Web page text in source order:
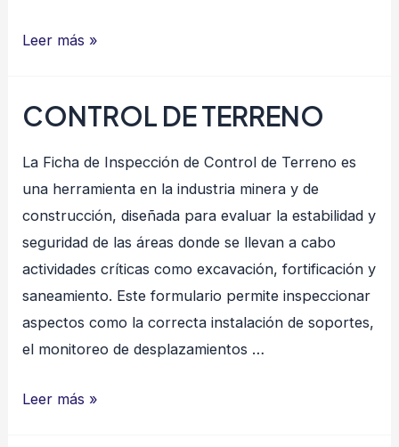
Inspección
y
Leer más »
CONTROL DE TERRENO
La Ficha de Inspección de Control de Terreno es
una herramienta en la industria minera y de
construcción, diseñada para evaluar la estabilidad y
seguridad de las áreas donde se llevan a cabo
actividades críticas como excavación, fortificación y
saneamiento. Este formulario permite inspeccionar
aspectos como la correcta instalación de soportes,
el monitoreo de desplazamientos …
CONTROL
Leer más »